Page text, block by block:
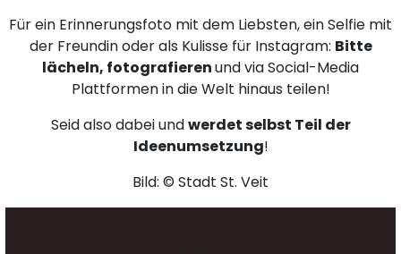
Für ein Erinnerungsfoto mit dem Liebsten, ein Selfie mit
der Freundin oder als Kulisse für Instagram: Bitte
lächeln, fotografierenund via Social-Media
Plattformen in die Welt hinaus teilen!
Seid also dabei undwerdet selbst Teil der
Ideenumsetzung!
Bild: © Stadt St. Veit